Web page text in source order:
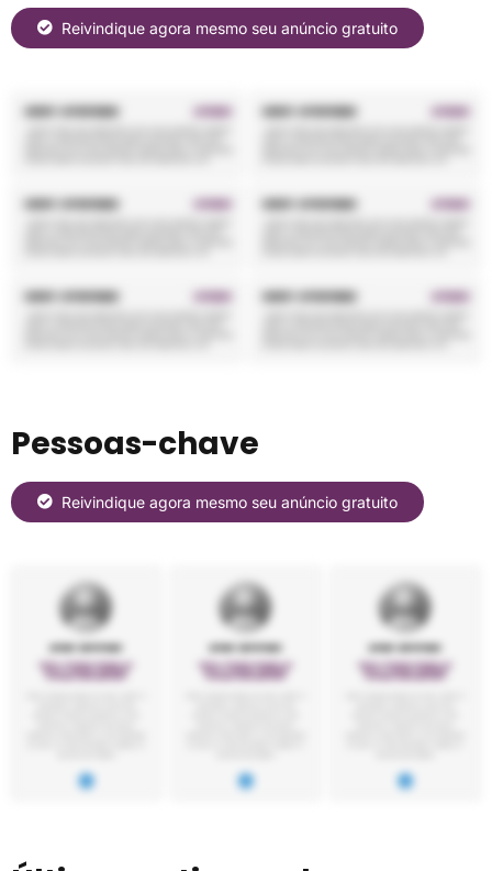
Reivindique agora mesmo seu anúncio gratuito
Pessoas-chave
Reivindique agora mesmo seu anúncio gratuito